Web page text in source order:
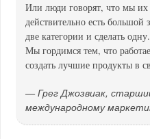
Или люди говорят, что мы
действительно есть большой
две категории и сделать
Мы гордимся тем, что
создать лучшие продукты в
— Грег Джозвиак,
международному